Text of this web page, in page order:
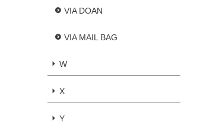
VIA DOAN
VIA MAIL BAG
W
X
Y